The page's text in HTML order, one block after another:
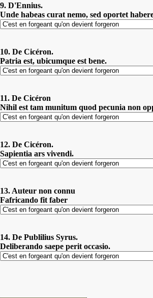
9. D'Ennius.
Unde habeas curat nemo, sed oportet
10. De Cicéron.
Patria est, ubicumque est bene.
11. De Cicéron
Nihil est tam munitum quod pecunia non
12. De Cicéron.
Sapientia ars vivendi.
13. Auteur non connu
Fafricando fit faber
14. De Publilius Syrus.
Deliberando saepe perit occasio.